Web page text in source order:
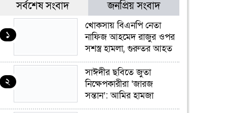
সর্বশেষ সংবাদ জনপ্রিয় সংবাদ
১
খোকসায় বিএনপি নেতা
নাফিজ আহমেদ রাজুর ওপর
সশস্ত্র হামলা, গুরুতর আহত
২
সাঈদীর ছবিতে জুতা
নিক্ষেপকারীরা ‘জারজ
সন্তান’: আমির হামজা